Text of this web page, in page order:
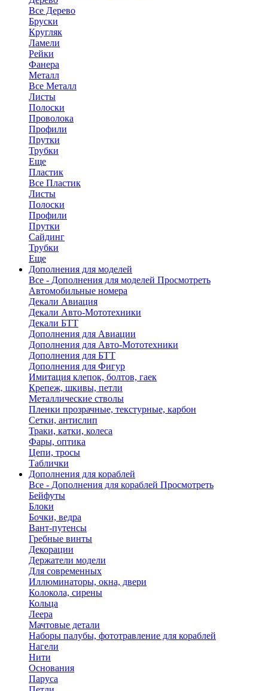
Все Дерево
Бруски
Кругляк
Ламели
Рейки
Фанера
Металл
Все Металл
Листы
Полоски
Проволока
Профили
Прутки
Трубки
Еще
Пластик
Все Пластик
Листы
Полоски
Профили
Прутки
Сайдинг
Трубки
Еще
Дополнения для моделей
Все - Дополнения для моделей Просмотреть
Автомобильные номера
Декали Авиация
Декали Авто-Мототехники
Декали БТТ
Дополнения для Авиации
Дополнения для Авто-Мототехники
Дополнения для БТТ
Дополнения для Фигур
Имитация клепок, болтов, гаек
Крепеж, шкивы, петли
Металлические стволы
Пленки прозрачные, текстурные, карбон
Сетки, антислип
Траки, катки, колеса
Фары, оптика
Цепи, тросы
Таблички
Дополнения для кораблей
Все - Дополнения для кораблей Просмотреть
Бейфуты
Блоки
Бочки, ведра
Вант-путенсы
Гребные винты
Декорации
Держатели модели
Для современных
Иллюминаторы, окна, двери
Колокола, сирены
Кольца
Леера
Мачтовые детали
Наборы палубы, фототравление для кораблей
Нагели
Нити
Основания
Паруса